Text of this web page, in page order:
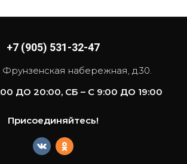
+7 (905) 531-32-47
Фрунзенская набережная, д.30.
ДО 20:00, СБ – С 9:00 ДО 19:00
Присоединяйтесь!